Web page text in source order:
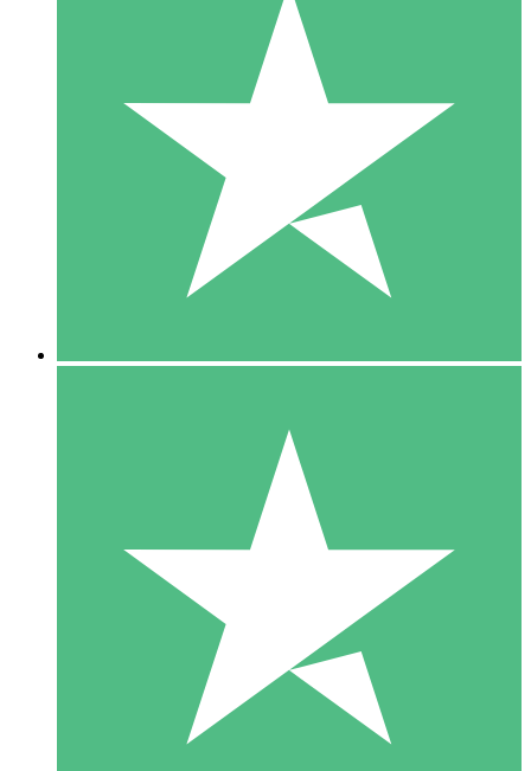
Packs de Crédits Individuels
Payez à l'utilisation avec des crédits de téléchargement. Sans
1 Téléchargement
10 00
10 Téléchargements
20 00